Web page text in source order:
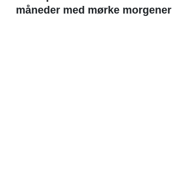
måneder med mørke morgener